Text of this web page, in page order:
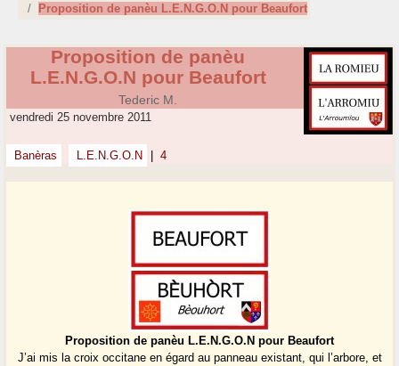
Proposition de panèu L.E.N.G.O.N pour Beaufort
Proposition de panèu
L.E.N.G.O.N pour Beaufort
Tederic M.
vendredi 25 novembre 2011
Banèras L.E.N.G.O.N 4
Proposition de panèu L.E.N.G.O.N pour Beaufort
J’ai mis la croix occitane en égard au panneau existant, qui l’arbore, et